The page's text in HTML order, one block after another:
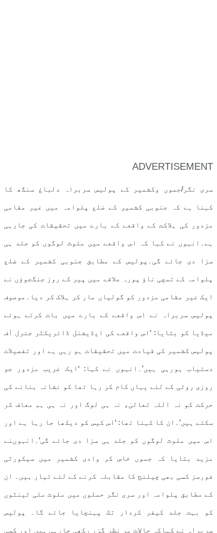
ADVERTISEMENT
سری نگر/جموں وکشمیر کے پولیس سربراہ دلباغ سنگھ کا
کہنا ہے کہ جنوبی کشمیر کے ضلع پلوامہ میں غیر مقامی
مزدور کی ہلاکت کے واقعے کے بارے میں تحقیقات کی جارہی
ہے۔انہوں نے کہا کہ اس واقعے میں ملوث لوگوں کو جلد ہی
سزا دی جائے گی۔پولیس کے مطابق جنوبی کشمیر کے ضلع
پلوامہ کے تمچی ناﺅ پورہ علاقے میں پیر کے روز جنگجوﺅں نے
ایک غیر مقامی مزدور کو گولیاں مار کر ہلاک کر دیا۔موصوف
پولیس سربراہ نے اس واقعے کے بارے میں بات کرتے ہوئے
میڈیا کو بتایا: ‘اس واقعے کی ایڈیشنل ڈائریکٹر جنرل آف
پولیس کشمیر کی قیادت میں تحقیقات ہو رہی ہے اور تفصیلات
دستیاب ہورہی ہیں’۔انہوں نے کہا: ‘ایک غریب مزدور جو
روزی روٹی کے لئے یہاں کام کر رہا تھا کو نشانہ بنانے کی
حرکت کو نہ اللہ تعالیٰ، نہ ہی لوگ اور نہ ہی ہم معاف کر
سکتے ہیں’۔ان کا کہنا تھا: ‘اس کیس کو دیکھا جا رہا ہے اور
اس میں ملوث لوگوں کو جلد ہی سزا دی جائے گی’۔انہوںنے
مزید بتایا کہ جموں خاص کر وادی کشمیر میں سیکورٹی
فورسز کسی بھی چیلنج کا مقابلہ کرنے کے لئے تیار ہیں۔ ان
کے مطابق پلوامہ اور سری نگر حملوں میں ملوث ملی ٹینٹوں
کو بہت جلد کیفر کردار تک پہنچایا جائے گا۔ پولیس
سربراہ نے کہاکہ حالات پر نظر گزر رکھی جارہی ہیں اور کسی